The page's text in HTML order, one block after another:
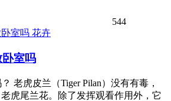
544
花卉
卧室吗
老虎皮兰（Tiger Pilan）没有有毒，
虎尾兰花。除了发挥观看作用外，它